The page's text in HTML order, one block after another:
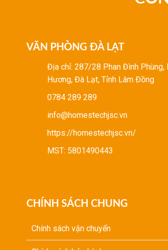
VĂN PHÒNG ĐÀ LẠT
Địa chỉ: 287/28 Phan Đình Phùng,
Hương, Đà Lạt, Tỉnh Lâm Đồng
0784 289 289
info@homestechjsc.vn
https://homestechjsc.vn/
MST: 5801490443
CHÍNH SÁCH CHUNG
Chính sách vận chuyển